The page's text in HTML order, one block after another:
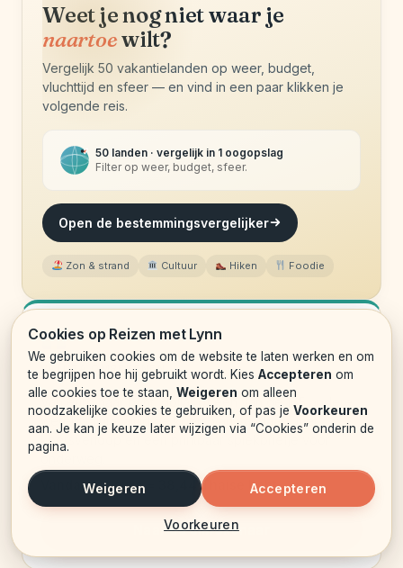
Weet je nog niet waar je
naartoewilt?
Vergelijk 50 vakantielanden op weer, budget,
vluchttijd en sfeer — en vind in een paar klikken je
volgende reis.
50 landen · vergelijk in 1 oogopslag
Filter op weer, budget, sfeer.
Open de bestemmingsvergelijker
Zon & strand Cultuur Hiken Foodie
VALUTA OMREKENEN
Van euro naar baht, dollar of een van de 165 andere
wereldvaluta: altijd de koers van vandaag, met
koersverloop en een printbaar spiekbriefje voor
onderweg.
Vandaag: 1 euro = 38,44 Thaise baht.
Naar de omrekenaar
Cookies op Reizen met Lynn
We gebruiken cookies om de website te laten werken en om
te begrijpen hoe hij gebruikt wordt. Kies Accepteren om
alle cookies toe te staan, Weigeren om alleen
noodzakelijke cookies te gebruiken, of pas je Voorkeuren
aan. Je kan je keuze later wijzigen via “Cookies” onderin de
pagina.
Weigeren
Voorkeuren
Accepteren